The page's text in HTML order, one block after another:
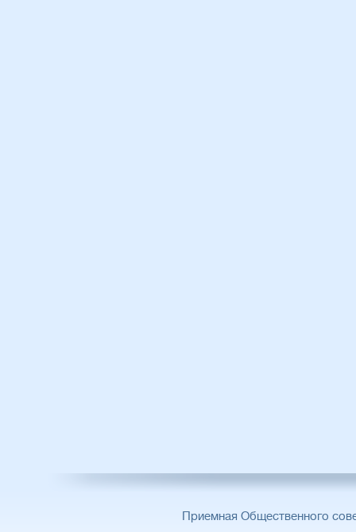
Приемная Общественного